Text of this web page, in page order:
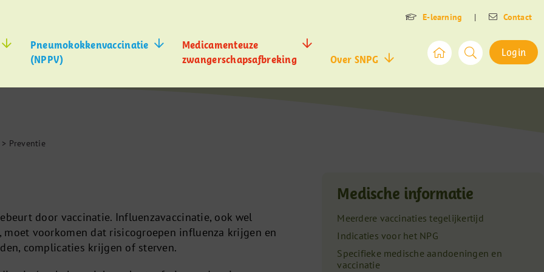
E-learning | Contact
Pneumokokkenvaccinatie
(NPPV)
Medicamenteuze
zwangerschapsafbreking
Over SNPG
Login
> Preventie
door vaccinatie. Influenzavaccinatie, ook wel
moet voorkomen dat risicogroepen influenza krijgen en
complicaties krijgen of sterven.
Medische informatie
Meerdere vaccinaties tegelijkertijd
Indicaties voor het NPG
Specifieke medische aandoeningen en
vaccinatie